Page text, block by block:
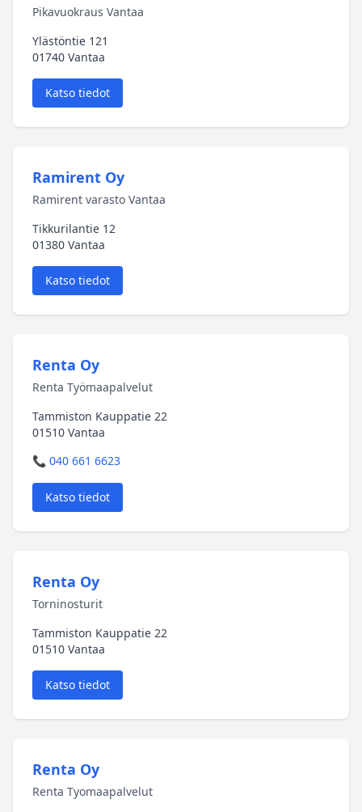
Pikavuokraus Vantaa
Ylästöntie 121
01740 Vantaa
Katso tiedot
Ramirent Oy
Ramirent varasto Vantaa
Tikkurilantie 12
01380 Vantaa
Katso tiedot
Renta Oy
Renta Työmaapalvelut
Tammiston Kauppatie 22
01510 Vantaa
📞 040 661 6623
Katso tiedot
Renta Oy
Torninosturit
Tammiston Kauppatie 22
01510 Vantaa
Katso tiedot
Renta Oy
Renta Tyomaapalvelut